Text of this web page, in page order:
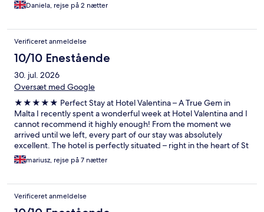
Daniela, rejse på 2 nætter
Verificeret anmeldelse
10/10 Enestående
30. jul. 2026
Oversæt med Google
★★★★★ Perfect Stay at Hotel Valentina – A True Gem in
Malta I recently spent a wonderful week at Hotel Valentina and I
cannot recommend it highly enough! From the moment we
arrived until we left, every part of our stay was absolutely
excellent. The hotel is perfectly situated – right in the heart of St
Julian’s, just a short walk from the lively seafront, restaurants,
bars and public transport links. It’s easy to explore all of Malta
the best of both worlds. Our room was spotlessly clean, modern
and beautifully decorated. It was spacious, with a very
comfortable bed, great air conditioning, and all the amenities
mariusz, rejse på 7 nætter
Verificeret anmeldelse